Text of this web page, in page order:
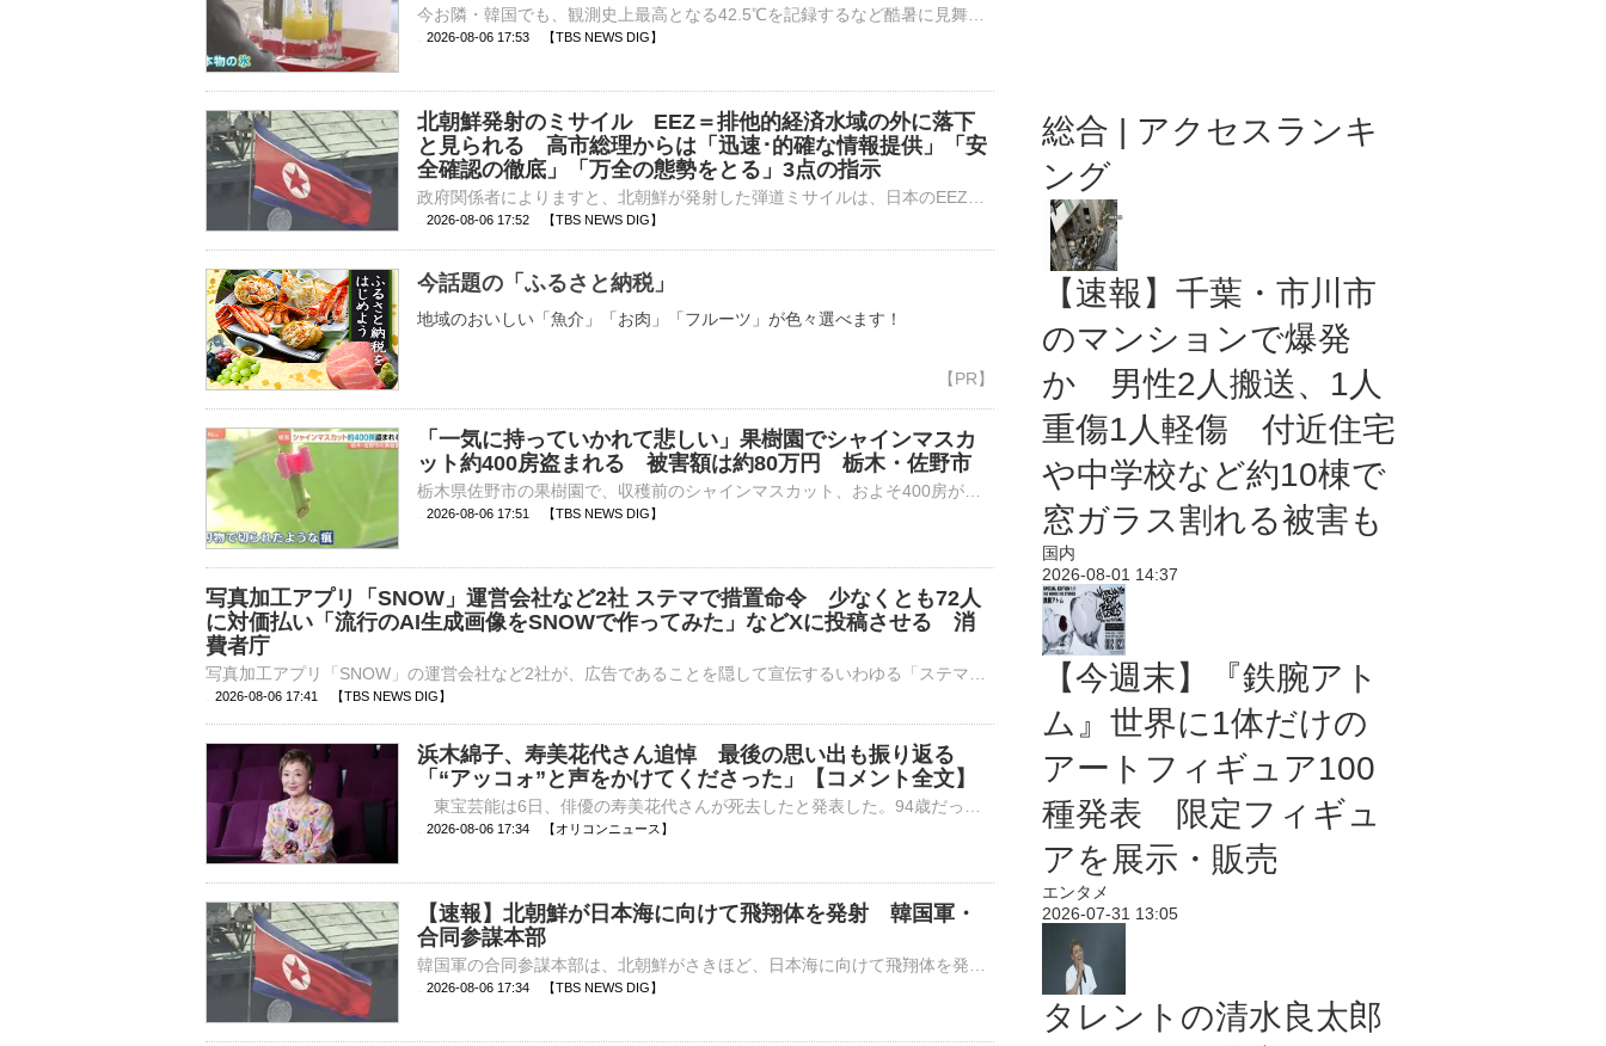
2026-08-06 17:53 【TBS NEWS DIG】
北朝鮮発射のミサイル EEZ＝排他的経済水域の外に落下
と見られる 高市総理からは「迅速･的確な情報提供」「安
全確認の徹底」「万全の態勢をとる」3点の指示
2026-08-06 17:52 【TBS NEWS DIG】
今話題の「ふるさと納税」
地域のおいしい「魚介」「お肉」「フルーツ」が色々選べます！
「一気に持っていかれて悲しい」果樹園でシャインマスカ
ット約400房盗まれる 被害額は約80万円 栃木・佐野市
2026-08-06 17:51 【TBS NEWS DIG】
写真加工アプリ「SNOW」運営会社など2社 ステマで措置命令 少なくとも72人
に対価払い「流行のAI生成画像をSNOWで作ってみた」などXに投稿させる 消
費者庁
2026-08-06 17:41 【TBS NEWS DIG】
浜木綿子、寿美花代さん追悼 最後の思い出も振り返る
「“アッコォ”と声をかけてくださった」【コメント全文】
2026-08-06 17:34 【オリコンニュース】
【速報】北朝鮮が日本海に向けて飛翔体を発射 韓国軍・
合同参謀本部
2026-08-06 17:34 【TBS NEWS DIG】
総合 | アクセスランキ
ング
【速報】千葉・市川市
のマンションで爆発
か 男性2人搬送、1人
重傷1人軽傷 付近住宅
や中学校など約10棟で
窓ガラス割れる被害も
国内
2026-08-01 14:37
【今週末】『鉄腕アト
ム』世界に1体だけの
アートフィギュア100
種発表 限定フィギュ
アを展示・販売
エンタメ
2026-07-31 13:05
タレントの清水良太郎